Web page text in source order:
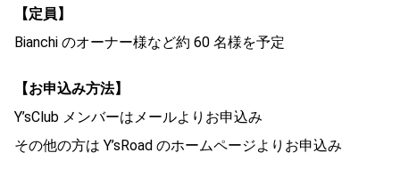
【定員】
Bianchi のオーナー様など約 60 名様を予定
【お申込み方法】
Y’sClub メンバーはメールよりお申込み
その他の方は Y’sRoad のホームページよりお申込み